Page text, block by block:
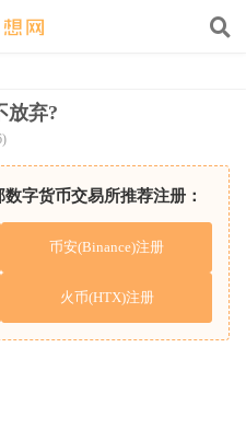
放弃?
字货币交易所推荐注册：
币安(Binance)注册
火币(HTX)注册